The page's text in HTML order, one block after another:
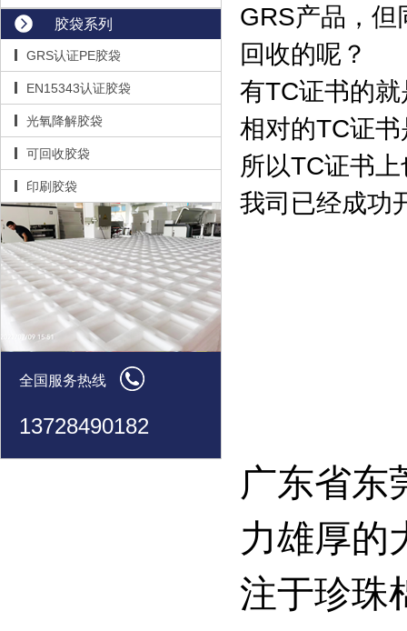
胶袋系列
GRS认证PE胶袋
EN15343认证胶袋
光氧降解胶袋
可回收胶袋
印刷胶袋
全国服务热线
13728490182
GRS产品，但
回收的呢？
有TC证书的
相对的TC证
所以TC证书
我司已经成功
广东省东
力雄厚的
注于珍珠